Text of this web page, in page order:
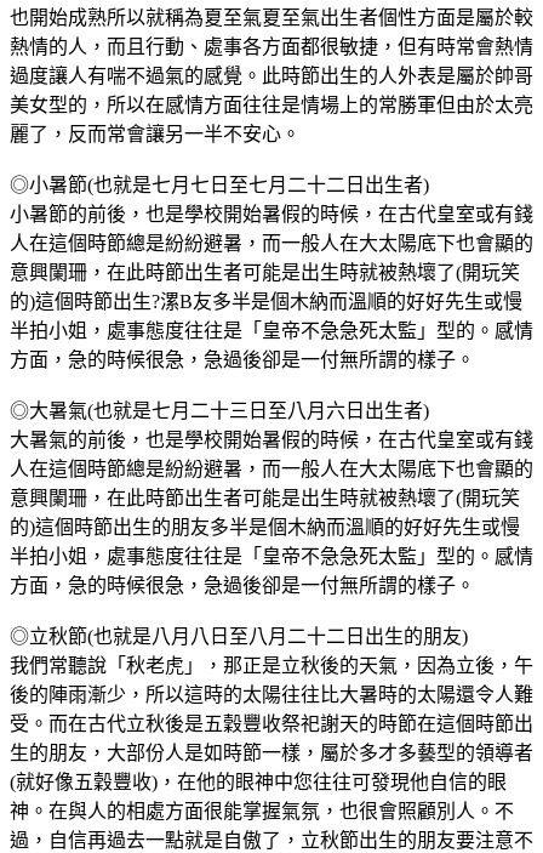
也開始成熟所以就稱為夏至氣夏至氣出生者個性方面是屬於較
熱情的人，而且行動、處事各方面都很敏捷，但有時常會熱情
過度讓人有喘不過氣的感覺。此時節出生的人外表是屬於帥哥
美女型的，所以在感情方面往往是情場上的常勝軍但由於太亮
麗了，反而常會讓另一半不安心。
◎小暑節(也就是七月七日至七月二十二日出生者)
小暑節的前後，也是學校開始暑假的時候，在古代皇室或有錢
人在這個時節總是紛紛避暑，而一般人在大太陽底下也會顯的
意興闌珊，在此時節出生者可能是出生時就被熱壞了(開玩笑
的)這個時節出生?漯B友多半是個木納而溫順的好好先生或慢
半拍小姐，處事態度往往是「皇帝不急急死太監」型的。感情
方面，急的時候很急，急過後卻是一付無所謂的樣子。
◎大暑氣(也就是七月二十三日至八月六日出生者)
大暑氣的前後，也是學校開始暑假的時候，在古代皇室或有錢
人在這個時節總是紛紛避暑，而一般人在大太陽底下也會顯的
意興闌珊，在此時節出生者可能是出生時就被熱壞了(開玩笑
的)這個時節出生的朋友多半是個木納而溫順的好好先生或慢
半拍小姐，處事態度往往是「皇帝不急急死太監」型的。感情
方面，急的時候很急，急過後卻是一付無所謂的樣子。
◎立秋節(也就是八月八日至八月二十二日出生的朋友)
我們常聽說「秋老虎」，那正是立秋後的天氣，因為立後，午
後的陣雨漸少，所以這時的太陽往往比大暑時的太陽還令人難
受。而在古代立秋後是五穀豐收祭祀謝天的時節在這個時節出
生的朋友，大部份人是如時節一樣，屬於多才多藝型的領導者
(就好像五穀豐收)，在他的眼神中您往往可發現他自信的眼
神。在與人的相處方面很能掌握氣氛，也很會照顧別人。不
過，自信再過去一點就是自傲了，立秋節出生的朋友要注意不